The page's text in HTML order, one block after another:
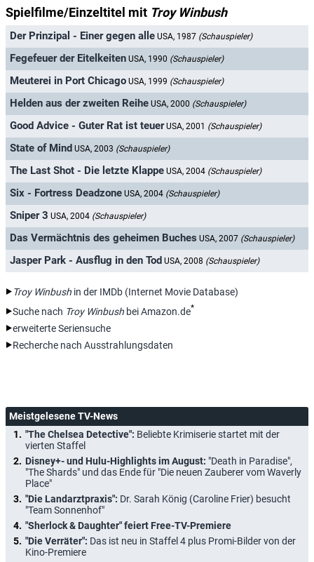
Spielfilme/Einzeltitel mit Troy Winbush
Der Prinzipal - Einer gegen alle USA, 1987 (Schauspieler)
Fegefeuer der Eitelkeiten USA, 1990 (Schauspieler)
Meuterei in Port Chicago USA, 1999 (Schauspieler)
Helden aus der zweiten Reihe USA, 2000 (Schauspieler)
Good Advice - Guter Rat ist teuer USA, 2001 (Schauspieler)
State of Mind USA, 2003 (Schauspieler)
The Last Shot - Die letzte Klappe USA, 2004 (Schauspieler)
Six - Fortress Deadzone USA, 2004 (Schauspieler)
Sniper 3 USA, 2004 (Schauspieler)
Das Vermächtnis des geheimen Buches USA, 2007 (Schauspieler)
Jasper Park - Ausflug in den Tod USA, 2008 (Schauspieler)
Troy Winbush in der IMDb (Internet Movie Database)
Suche nach Troy Winbush bei Amazon.de*
erweiterte Seriensuche
Recherche nach Ausstrahlungsdaten
Meistgelesene TV-News
"The Chelsea Detective": Beliebte Krimiserie startet mit der
vierten Staffel
Disney+- und Hulu-Highlights im August: "Death in Paradise",
"The Shards" und das Ende für "Die neuen Zauberer vom Waverly
Place"
"Die Landarztpraxis": Dr. Sarah König (Caroline Frier) besucht
"Team Sonnenhof"
"Sherlock & Daughter" feiert Free-TV-Premiere
"Die Verräter": Das ist neu in Staffel 4 plus Promi-Bilder von der
Kino-Premiere